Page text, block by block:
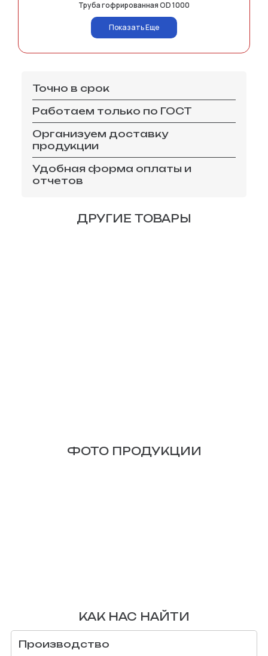
Труба гофрированная OD 1000
Показать Еще
Точно в срок
Работаем только по ГОСТ
Организуем доставку
продукции
Удобная форма оплаты и
отчетов
ДРУГИЕ ТОВАРЫ
ФОТО ПРОДУКЦИИ
КАК НАС НАЙТИ
Производство